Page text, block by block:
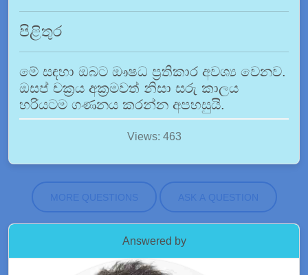
පිළිතුර
මේ සඳහා ඔබට ඖෂධ ප්‍රතිකාර අවශ්‍ය වෙනව.
ඔසප් චක්‍රය අක්‍රමවත් නිසා සරු කාලය
හරියටම ගණනය කරන්න අපහසුයි.
Views: 463
MORE QUESTIONS ASK A QUESTION
Answered by